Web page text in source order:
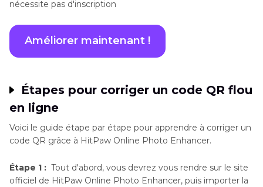
nécessite pas d'inscription
Améliorer maintenant !
Étapes pour corriger un code QR flou
en ligne
Voici le guide étape par étape pour apprendre à corriger un
code QR grâce à HitPaw Online Photo Enhancer.
Étape 1 : Tout d'abord, vous devrez vous rendre sur le site
officiel de HitPaw Online Photo Enhancer, puis importer la